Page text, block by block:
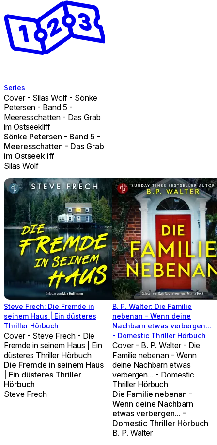
Series
Cover - Silas Wolf - Sönke
Petersen - Band 5 -
Meeresschatten - Das Grab
im Ostseekliff
Sönke Petersen - Band 5 -
Meeresschatten - Das Grab
im Ostseekliff
Silas Wolf
Steve Frech: Die Fremde in
seinem Haus | Ein düsteres
Thriller Hörbuch
Cover - Steve Frech - Die
Fremde in seinem Haus | Ein
düsteres Thriller Hörbuch
Die Fremde in seinem Haus
| Ein düsteres Thriller
Hörbuch
Steve Frech
B. P. Walter: Die Familie
nebenan - Wenn deine
Nachbarn etwas verbergen...
- Domestic Thriller Hörbuch
Cover - B. P. Walter - Die
Familie nebenan - Wenn
deine Nachbarn etwas
verbergen... - Domestic
Thriller Hörbuch
Die Familie nebenan -
Wenn deine Nachbarn
etwas verbergen... -
Domestic Thriller Hörbuch
B. P. Walter